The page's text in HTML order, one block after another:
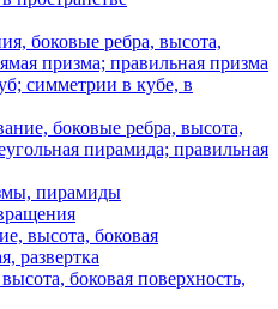
боковые ребра, высота,
призма; правильная призма
симметрии в кубе, в
боковые ребра, высота,
пирамида; правильная
пирамиды
высота, боковая
развертка
боковая поверхность,